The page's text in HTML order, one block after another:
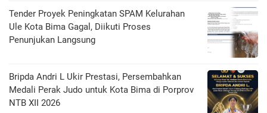
Tender Proyek Peningkatan SPAM Kelurahan
Ule Kota Bima Gagal, Diikuti Proses
Penunjukan Langsung
Bripda Andri L Ukir Prestasi, Persembahkan
Medali Perak Judo untuk Kota Bima di Porprov
NTB XII 2026